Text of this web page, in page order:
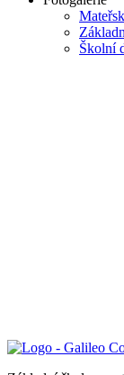
Školní